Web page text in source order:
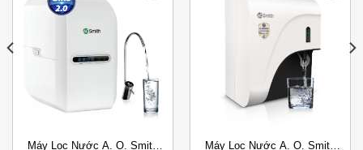
Add to
Wishlist
Máy Lọc Nước A. O. Smith
Wishlist
Máy Lọc Nước A. O. Smith